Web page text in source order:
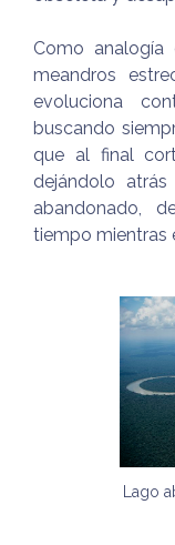
Como
meandros
evoluciona
buscando
que al final
dejándolo
abandonado,
tiempo mientras
Lago